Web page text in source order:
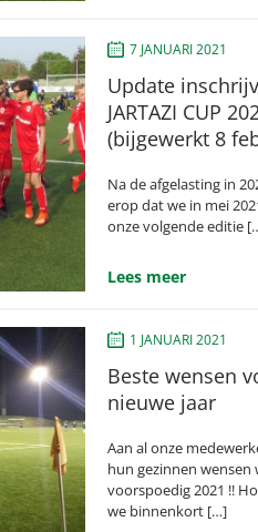
7 JANUARI 2021
Update
JARTAZI CUP
(bijgewerkt 8
Na de afgelasting in
erop dat we in mei
onze volgende editie
Lees meer
1 JANUARI 2021
Beste wensen
nieuwe jaar
Aan al onze
hun gezinnen wensen
voorspoedig 2021 !!
we binnenkort […]